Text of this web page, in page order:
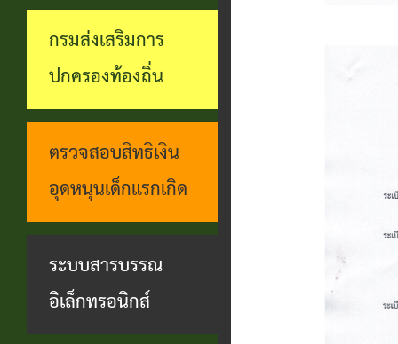
เงิน
บัญชี
เบี้ย
ยังชีพ
ระบบงาน
บริการ
ประชาชน
กอง
การ
ศึกษา
การตาม
การ
บริหาร
งาน
บุคคล
คิดเห็น
แจ้ง
ข้อมูล
เบาะแส
การ
ทุจริต
กรมส่งเสริมการ
ปกครองท้องถิ่น
ตรวจสอบสิทธิเงิน
อุดหนุนเด็กแรกเกิด
ระบบสารบรรณ
อิเล็กทรอนิกส์